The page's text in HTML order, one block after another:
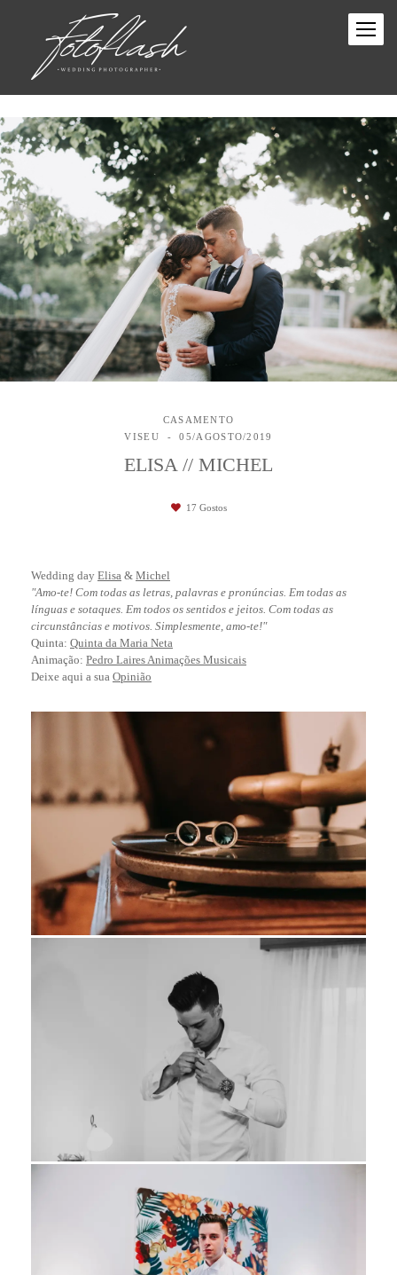
CASAMENTO
VISEU
05/AGOSTO/2019
ELISA // MICHEL
17 Gostos
Wedding day Elisa & Michel
"Amo-te! Com todas as letras, palavras e pronúncias. Em todas as
línguas e sotaques. Em todos os sentidos e jeitos. Com todas as
circunstâncias e motivos. Simplesmente, amo-te!"
Quinta: Quinta da Maria Neta
Animação: Pedro Laires Animações Musicais
Deixe aqui a sua Opinião